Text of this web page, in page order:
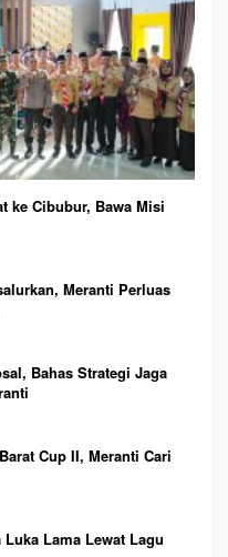
ke Cibubur, Bawa Misi
Meranti Perluas
Bahas Strategi Jaga
Cup II, Meranti Cari
Lama Lewat Lagu